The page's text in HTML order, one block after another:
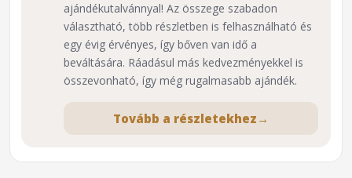
ajándékutalvánnyal! Az összege szabadon
választható, több részletben is felhasználható és
egy évig érvényes, így bőven van idő a
beváltására. Ráadásul más kedvezményekkel is
összevonható, így még rugalmasabb ajándék.
Tovább a részletekhez →